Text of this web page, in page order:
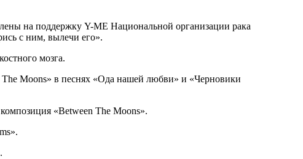
на поддержку Y-ME Национальной организации рака
с ним, вылечи его».
мозга.
Moons» в песнях «Ода нашей любви» и «Черновики
«Between The Moons».